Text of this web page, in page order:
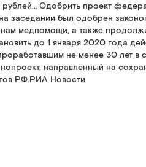
Одобрить проект
заседании был одобрен
медпомощи, а также
до 1 января 2020 года
не менее 30 лет в
направленный на
РФ.РИА Новости